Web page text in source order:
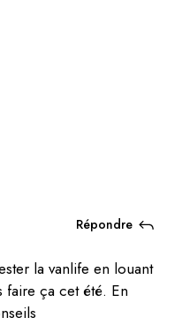
la vanlife en louant
faire ça cet été. En
Répondre